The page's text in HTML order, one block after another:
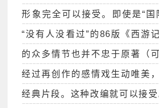
形象完全可以接受。即使是“国
“没有人没看过”的86版《西游
的众多情节也并不忠于原著（
经过再创作的感情戏生动唯美
经典片段。这种改编就可以接